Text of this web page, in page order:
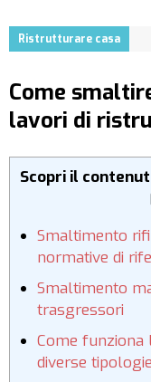
Ristrutturare casa
Come
lavori di
Scopri il
Smaltimento
normative di
Smaltimento
trasgressori
Come
diverse